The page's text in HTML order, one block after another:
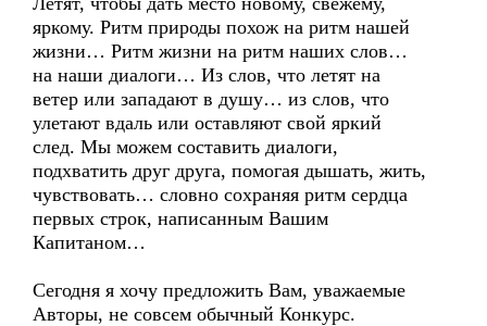
яркому. Ритм природы похож на ритм нашей
жизни… Ритм жизни на ритм наших слов…
на наши диалоги… Из слов, что летят на
ветер или западают в душу… из слов, что
улетают вдаль или оставляют свой яркий
след. Мы можем составить диалоги,
подхватить друг друга, помогая дышать, жить,
чувствовать… словно сохраняя ритм сердца
первых строк, написанным Вашим
Капитаном…
Сегодня я хочу предложить Вам, уважаемые
Авторы, не совсем обычный Конкурс.